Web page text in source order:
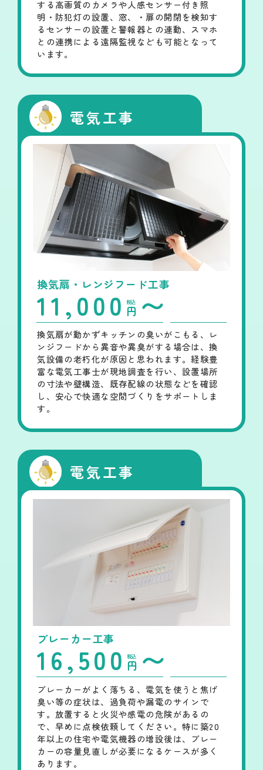
する高画質のカメラや人感センサー付き照
明・防犯灯の設置、窓、・扉の開閉を検知す
るセンサーの設置と警報器との連動、スマホ
との連携による遠隔監視なども可能となって
います。
電気工事
換気扇・レンジフード工事
11,000 円 〜
税込
換気扇が動かずキッチンの臭いがこもる、レ
ンジフードから異音や異臭がする場合は、換
気設備の老朽化が原因と思われます。経験豊
富な電気工事士が現地調査を行い、設置場所
の寸法や壁構造、既存配線の状態などを確認
し、安心で快適な空間づくりをサポートしま
す。
電気工事
ブレーカー工事
16,500 円 〜
税込
ブレーカーがよく落ちる、電気を使うと焦げ
臭い等の症状は、過負荷や漏電のサインで
す。放置すると火災や感電の危険があるの
で、早めに点検依頼してください。特に築20
年以上の住宅や電気機器の増設後は、ブレー
カーの容量見直しが必要になるケースが多く
あります。